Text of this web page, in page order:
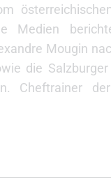
Medien
Mougin
die
Cheftrainer